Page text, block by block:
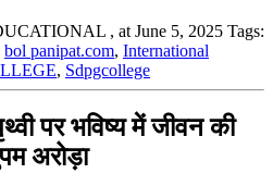
, at June 5, 2025 Tags:
bol panipat.com, International
, Sdpgcollege
पर भविष्य में जीवन की
अरोड़ा